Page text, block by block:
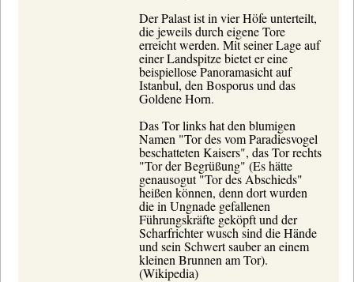
Der Palast ist in vier Höfe unterteilt,
die jeweils durch eigene Tore
erreicht werden. Mit seiner Lage auf
einer Landspitze bietet er eine
beispiellose Panoramasicht auf
Istanbul, den Bosporus und das
Goldene Horn.
Das Tor links hat den blumigen
Namen "Tor des vom Paradiesvogel
beschatteten Kaisers", das Tor rechts
"Tor der Begrüßung" (Es hätte
genausogut "Tor des Abschieds"
heißen können, denn dort wurden
die in Ungnade gefallenen
Führungskräfte geköpft und der
Scharfrichter wusch sind die Hände
und sein Schwert sauber an einem
kleinen Brunnen am Tor).
(Wikipedia)